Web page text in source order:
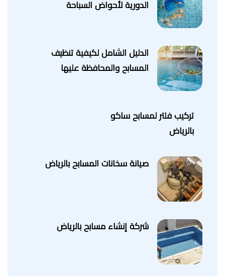
الدورية لأحواض السباحة
الدليل الشامل لكيفية تنظيف
المسابح والمحافظة عليها
تركيب فلتر لمسابح ساكو
بالرياض
صيانة سخانات المسابح بالرياض
شركة إنشاء مسابح بالرياض